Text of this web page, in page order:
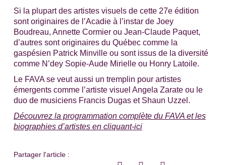
Si la plupart des artistes visuels de cette 27e édition
sont originaires de l’Acadie à l’instar de Joey
Boudreau, Annette Cormier ou Jean-Claude Paquet,
d’autres sont originaires du Québec comme la
gaspésien Patrick Minville ou sont issus de la diversité
comme N’dey Sopie-Aude Mirielle ou Honry Latoile.
Le FAVA se veut aussi un tremplin pour artistes
émergents comme l’artiste visuel Angela Zarate ou le
duo de musiciens Francis Dugas et Shaun Uzzel.
Découvrez la programmation complète du FAVA et les
biographies d’artistes en cliquant-ici
Partager l'article :